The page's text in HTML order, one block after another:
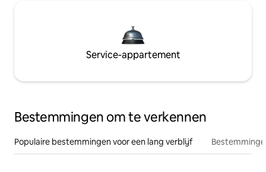
Service-appartement
Bestemmingen om te verkennen
Populaire bestemmingen voor een lang verblijf